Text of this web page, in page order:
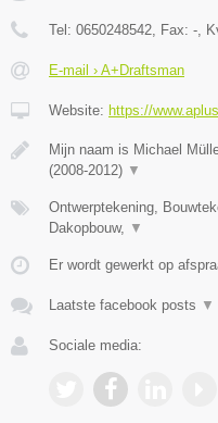
Tel: 0650248542, Fax: -,
E-mail › A+Draftsman
Website: https://
Mijn naam is Michael
(2008-2012) ▼
Ontwerptekening,
Dakopbouw, ▼
Er wordt gewerkt op
Laatste facebook posts ▼
Sociale media: